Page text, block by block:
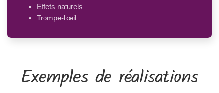
Effets naturels
Trompe-l’œil
Exemples de réalisations